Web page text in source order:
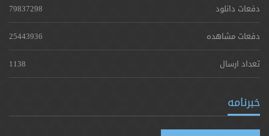
دفعات دانلود
79837298
دفعات مشاهده
25443936
تعداد ارسال
1138
خبرنامه